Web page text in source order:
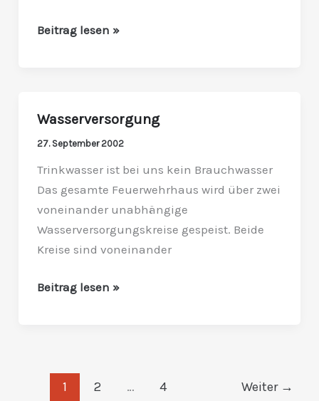
Beitrag lesen »
Wasserversorgung
27. September 2002
Trinkwasser ist bei uns kein Brauchwasser
Das gesamte Feuerwehrhaus wird über zwei
voneinander unabhängige
Wasserversorgungskreise gespeist. Beide
Kreise sind voneinander
Wasserversorgung
Beitrag lesen »
1 2 … 4 Weiter →